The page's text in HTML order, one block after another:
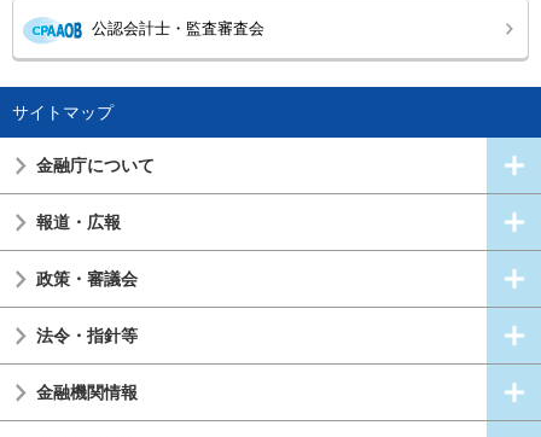
公認会計士・監査審査会
サイトマップ
金融庁について
報道・広報
政策・審議会
法令・指針等
金融機関情報